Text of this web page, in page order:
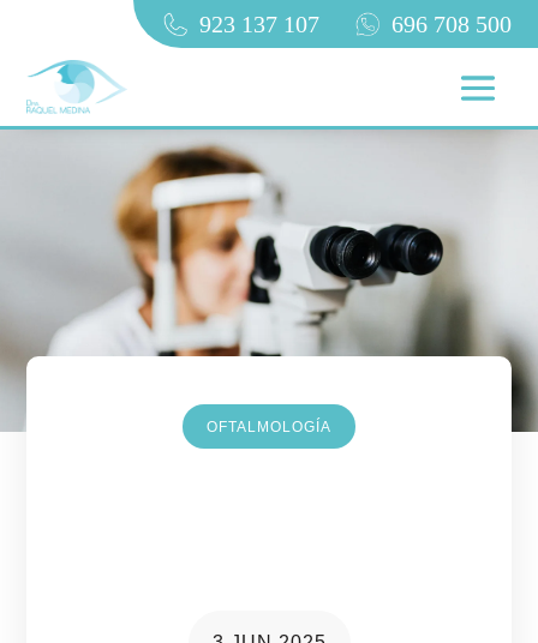
923 137 107 696 708 500
OFTALMOLOGÍA